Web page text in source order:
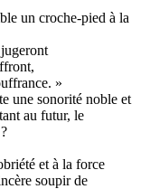
un croche-pied à la
»
une sonorité noble et
au futur, le
et à la force
soupir de